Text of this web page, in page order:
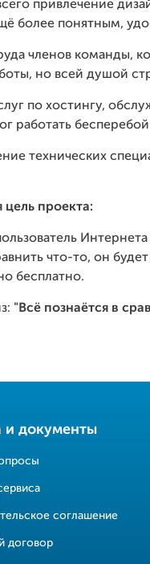
привлечение
более понятным,
членов команды,
но всей душой
по хостингу,
работать
технических
цель проекта:
что-то, он
бесплатно.
"Всё познаётся в
и документы
соглашение
договор